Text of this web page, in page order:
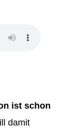
ist schon
damit